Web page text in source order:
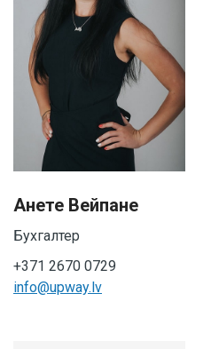
Анете Вейпане
Бухгалтер
+371 2670 0729
info@upway.lv